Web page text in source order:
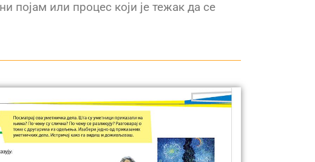
појам или процес који је тежак да се